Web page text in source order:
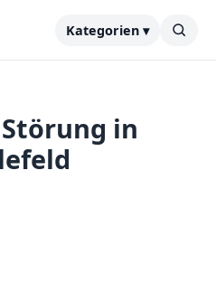
Kategorien ▾
in